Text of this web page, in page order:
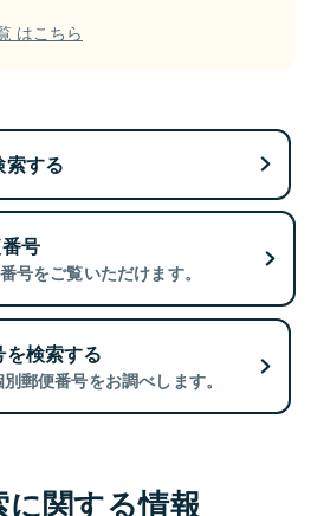
はこちら
する
号
号をご覧いただけます。
検索する
郵便番号をお調べします。
関する情報